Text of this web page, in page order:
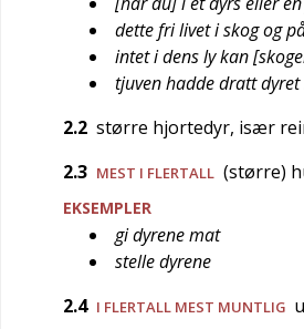
dette fri livet i skog og
intet i dens ly kan
tjuven hadde dratt
2.2 større hjortedyr, især
2.3 MEST I FLERTALL (større)
EKSEMPLER
gi dyrene mat
stelle dyrene
2.4 I FLERTALL MEST MUNTLIG